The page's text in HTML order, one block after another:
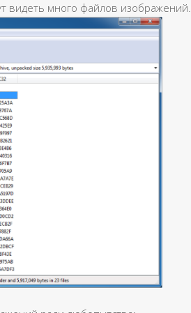
видеть много файлов изображений.